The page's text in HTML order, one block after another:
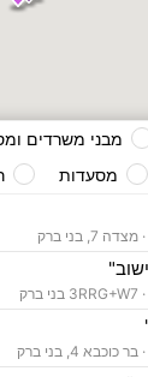
מצדה 7, בני ברק
בר כוכבא 4, בני ברק
מבני משרדים
מסעדות